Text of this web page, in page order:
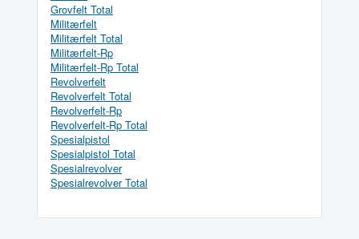
Grovfelt Total
Militærfelt
Militærfelt Total
Militærfelt-Rp
Militærfelt-Rp Total
Revolverfelt
Revolverfelt Total
Revolverfelt-Rp
Revolverfelt-Rp Total
Spesialpistol
Spesialpistol Total
Spesialrevolver
Spesialrevolver Total